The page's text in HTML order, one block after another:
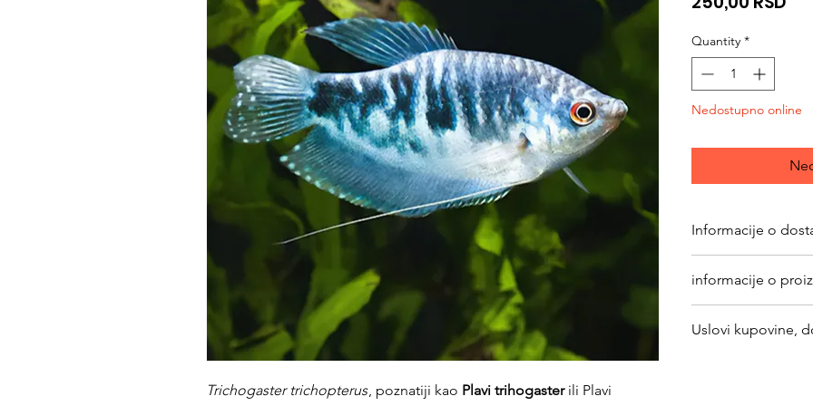
Trichogaster trichopterus, poznatiji kao Plavi trihogasterili Plavi
Quantity *
Nedostupno online
Informacije o
šaljemo ih poštom.
informacije o
Cena riba na sajtu
Uslovi kupovine,